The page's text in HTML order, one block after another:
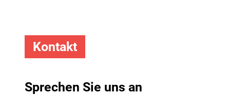
Kontakt
Sprechen Sie uns an